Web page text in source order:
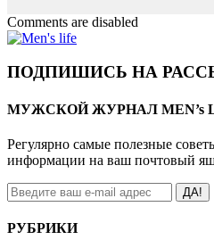
Comments are disabled
ПОДПИШИСЬ НА
МУЖСКОЙ ЖУРНАЛ MEN’s
Регулярно самые полезные
информации на ваш почтовый
ДА!
РУБРИКИ